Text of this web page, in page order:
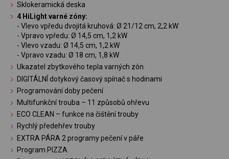
Sklokeramická deska
4 HiLight varné zóny:
- Vlevo vpředu dvojitá kruhová: Ø 21/12 cm, 2,2 kW
- Vpravo vpředu: Ø 14,5 cm, 1,2 kW
- Vlevo vzadu: Ø 14,5 cm, 1,2 kW
- Vpravo vzadu: Ø 18 cm, 1,8 kW
Ukazatel zbytkového tepla varných zón
DIGITÁLNÍ dotykový časový spínač s hodinami
Programování doby pečení
Multifunkční trouba – 11 způsobů ohřevu
ECO CLEAN – funkce na čištění trouby
Rychlý předehřev trouby
EXTRA PÁRA 2 programy pečení v páře
Program PIZZA